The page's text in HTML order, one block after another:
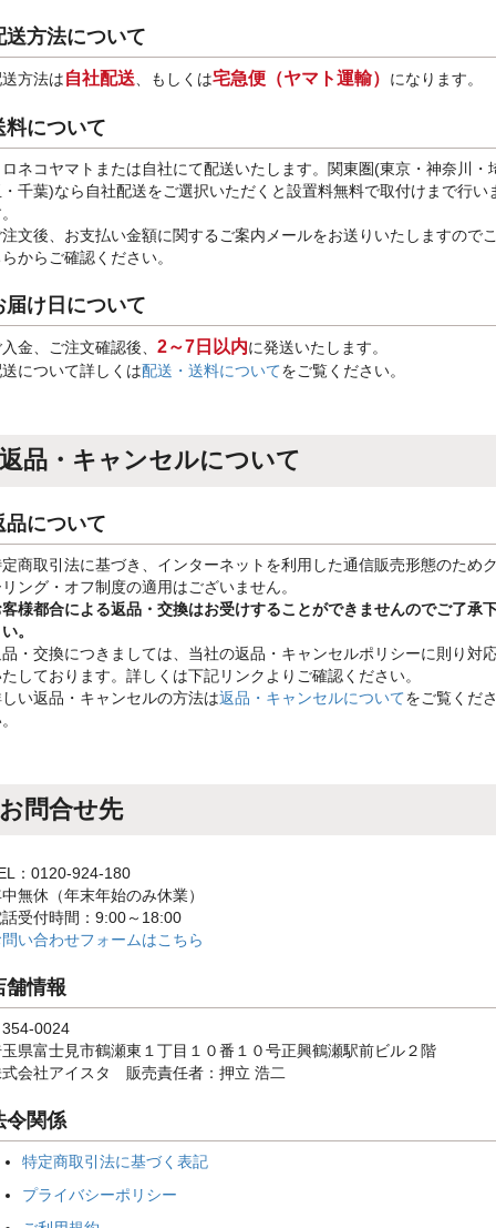
送方法について
方法は自社配送、もしくは宅急便（ヤマト運輸） になります。
料について
ネコヤマトまたは自社にて配送いたします。関東圏(東京・神奈川・
千葉)なら自社配送をご選択いただくと設置料無料で取付けまで行い
文後、お支払い金額に関するご案内メールをお送りいたしますので
からご確認ください。
届け日について
金、ご注文確認後、 2～7日以内に発送いたします。
について詳しくは配送・送料についてをご覧ください。
返品・キャンセルについて
品について
商取引法に基づき、インターネットを利用した通信販売形態のため
ング・オフ制度の適用はございません。
様都合による返品・交換はお受けすることができませんのでご了承
。
・交換につきましては、当社の返品・キャンセルポリシーに則り対
しております。詳しくは下記リンクよりご確認ください。
い返品・キャンセルの方法は返品・キャンセルについてをご覧くだ
お問合せ先
：0120-924-180
無休（年末年始のみ休業）
受付時間：9:00～18:00
い合わせフォームはこちら
舗情報
0024
県富士見市鶴瀬東１丁目１０番１０号正興鶴瀬駅前ビル２階
会社アイスタ 販売責任者：押立 浩二
令関係
特定商取引法に基づく表記
プライバシーポリシー